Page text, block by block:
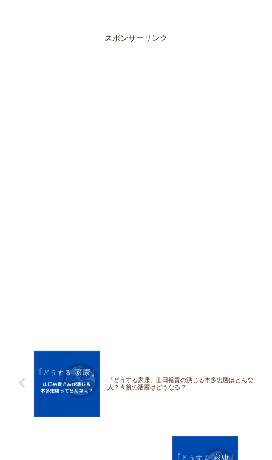
だ発表されていませ...
スポンサーリンク
「どうする家康」山田裕貴の演じる本多忠勝はどんな
人？今後の活躍はどうなる？